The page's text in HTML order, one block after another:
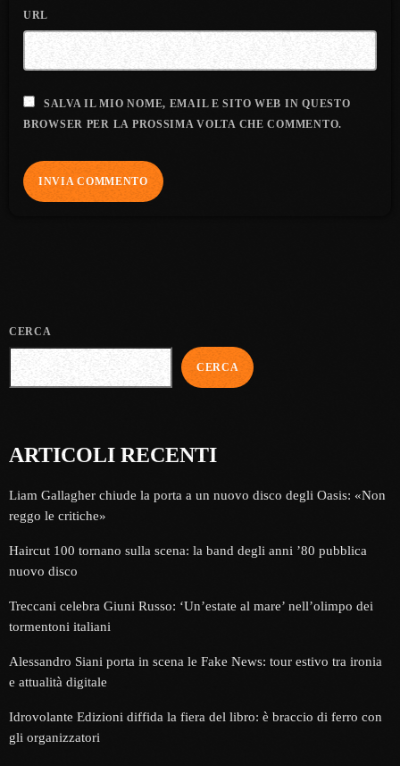
URL
SALVA IL MIO NOME, EMAIL E SITO WEB IN QUESTO
BROWSER PER LA PROSSIMA VOLTA CHE COMMENTO.
CERCA
CERCA
ARTICOLI RECENTI
Liam Gallagher chiude la porta a un nuovo disco degli Oasis: «Non
reggo le critiche»
Haircut 100 tornano sulla scena: la band degli anni ’80 pubblica
nuovo disco
Treccani celebra Giuni Russo: ‘Un’estate al mare’ nell’olimpo dei
tormentoni italiani
Alessandro Siani porta in scena le Fake News: tour estivo tra ironia
e attualità digitale
Idrovolante Edizioni diffida la fiera del libro: è braccio di ferro con
gli organizzatori